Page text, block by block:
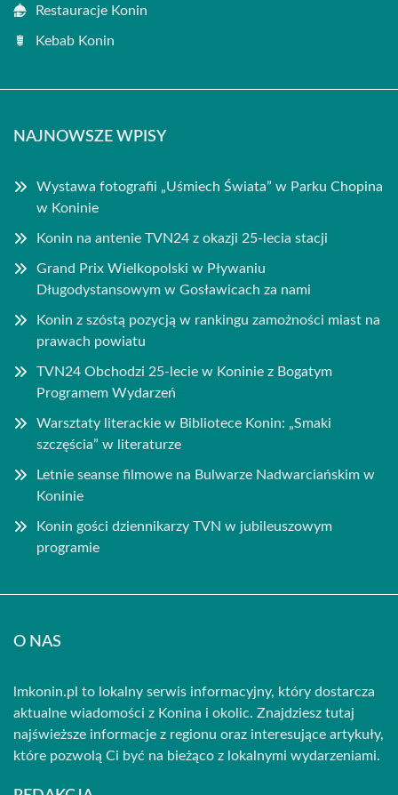
Restauracje Konin
Kebab Konin
NAJNOWSZE WPISY
Wystawa fotografii „Uśmiech Świata” w Parku Chopina
w Koninie
Konin na antenie TVN24 z okazji 25-lecia stacji
Grand Prix Wielkopolski w Pływaniu
Długodystansowym w Gosławicach za nami
Konin z szóstą pozycją w rankingu zamożności miast na
prawach powiatu
TVN24 Obchodzi 25-lecie w Koninie z Bogatym
Programem Wydarzeń
Warsztaty literackie w Bibliotece Konin: „Smaki
szczęścia” w literaturze
Letnie seanse filmowe na Bulwarze Nadwarciańskim w
Koninie
Konin gości dziennikarzy TVN w jubileuszowym
programie
O NAS
lmkonin.pl to lokalny serwis informacyjny, który dostarcza
aktualne wiadomości z Konina i okolic. Znajdziesz tutaj
najświeższe informacje z regionu oraz interesujące artykuły,
które pozwolą Ci być na bieżąco z lokalnymi wydarzeniami.